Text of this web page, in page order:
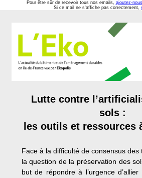
Pour être sûr de recevoir tous nos emails, ajoutez-
Si ce mail ne s'affiche pas correctement,
Lutte contre
sols :
​​​​les outils et ressources
Face à la difficulté de consensus
la question de la préservation des
but de répondre à l’urgence